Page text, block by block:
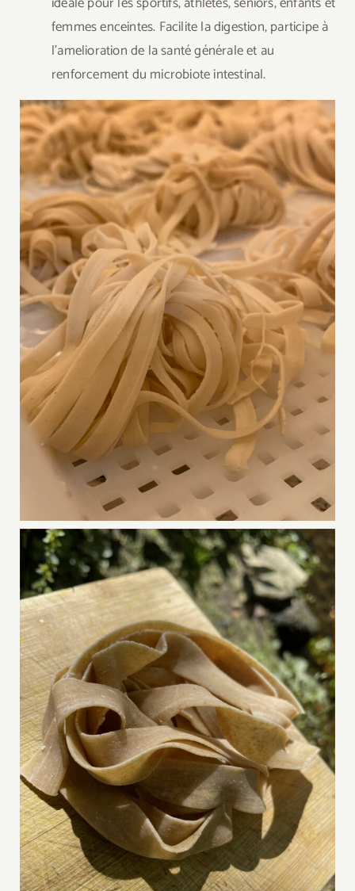
femmes enceintes. Facilite la digestion, participe à
l’amelioration de la santé générale et au
renforcement du microbiote intestinal.